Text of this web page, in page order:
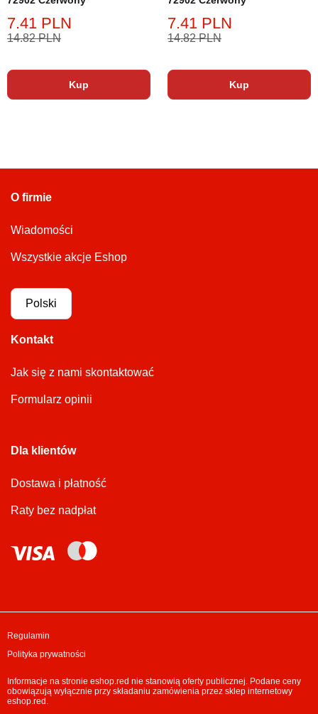
7.41 PLN
14.82 PLN
Kup
7.41 PLN
14.82 PLN
Kup
O firmie
Wiadomości
Wszystkie akcje Eshop
Polski
Kontakt
Jak się z nami skontaktować
Formularz opinii
Dla klientów
Dostawa i płatność
Raty bez nadpłat
Regulamin
Polityka prywatności
Informacje na stronie eshop.red nie stanowią oferty publicznej. Podane ceny
obowiązują wyłącznie przy składaniu zamówienia przez sklep internetowy
eshop.red.